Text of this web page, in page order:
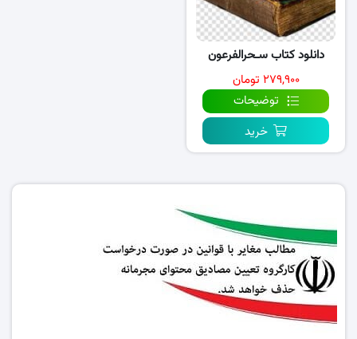
دانلود کتاب سـحرالفرعون
۲۷۹,۹۰۰ تومان
توضیحات
خرید